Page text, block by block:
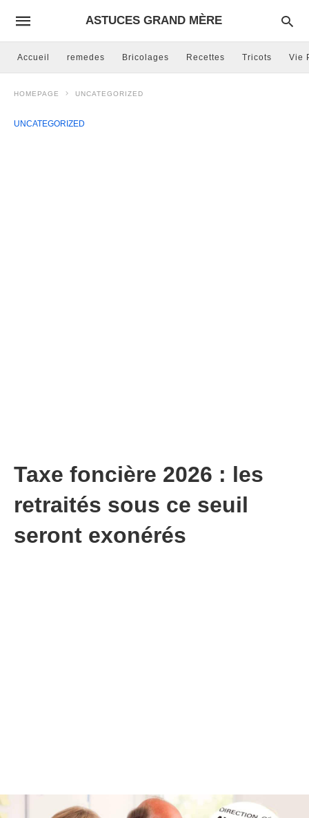
ASTUCES GRAND MÈRE
Accueil remedes Bricolages Recettes Tricots Vie
HOMEPAGE UNCATEGORIZED
UNCATEGORIZED
Taxe foncière 2026 : les
retraités sous ce seuil
seront exonérés